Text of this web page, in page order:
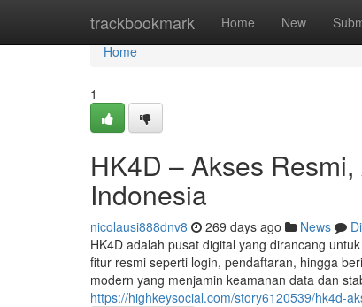
trackbookmark Home New
Home
Home
1
HK4D – Akses
Indonesia
nicolausi888dnv8 269 days ago News
HK4D adalah pusat digital yang dirancang
fitur resmi seperti login, pendaftaran, hingga
modern yang menjamin keamanan data dan
https://highkeysocial.com/story6120539/hk4d-